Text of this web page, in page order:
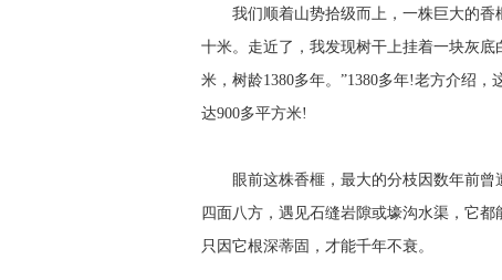
我们顺着山势拾级而上，一株巨大的香
十米。走近了，我发现树干上挂着一块灰底
米，树龄1380多年。”1380多年!老方介绍
达900多平方米!
眼前这株香榧，最大的分枝因数年前曾
四面八方，遇见石缝岩隙或壕沟水渠，它
只因它根深蒂固，才能千年不衰。